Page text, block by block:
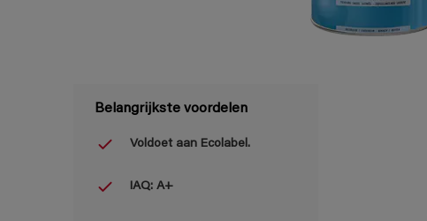
Belangrijkste voordelen
Voldoet aan Ecolabel.
IAQ: A+